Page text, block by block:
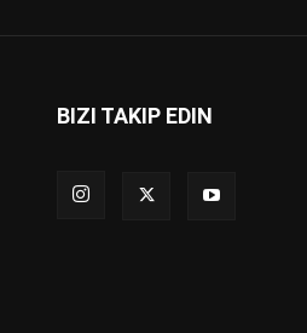
BIZI TAKIP EDIN